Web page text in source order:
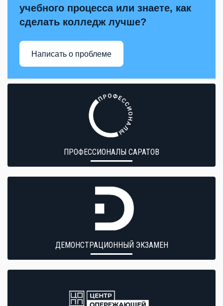
учебного процесса или знаете, как
сделать колледж лучше?
Написать о проблеме
ПРОФЕССИОНАЛЫ САРАТОВ
ДЕМОНСТРАЦИОННЫЙ ЭКЗАМЕН